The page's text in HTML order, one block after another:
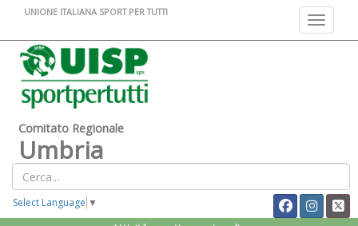
Toggle
UNIONE ITALIANA SPORT PER TUTTI
Comitato Regionale
Umbria
Select Language ▼